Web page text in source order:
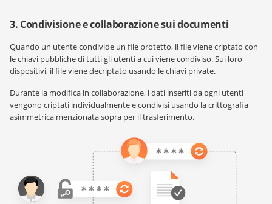
3. Condivisione e collaborazione sui documenti
Quando un utente condivide un file protetto, il file viene criptato con
le chiavi pubbliche di tutti gli utenti a cui viene condiviso. Sui loro
dispositivi, il file viene decriptato usando le chiavi private.
Durante la modifica in collaborazione, i dati inseriti da ogni utenti
vengono criptati individualmente e condivisi usando la crittografia
asimmetrica menzionata sopra per il trasferimento.